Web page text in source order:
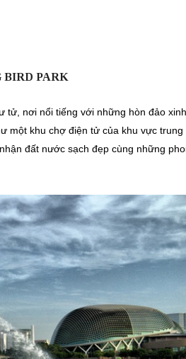
BIRD PARK
tử, nơi nổi tiếng với những hòn đảo
một khu chợ điện tử của khu vực trung
đất nước sạch đẹp cùng những